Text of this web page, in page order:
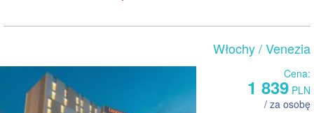
Włochy/ Venezia
Cena:
1 839 PLN
/ za osobę